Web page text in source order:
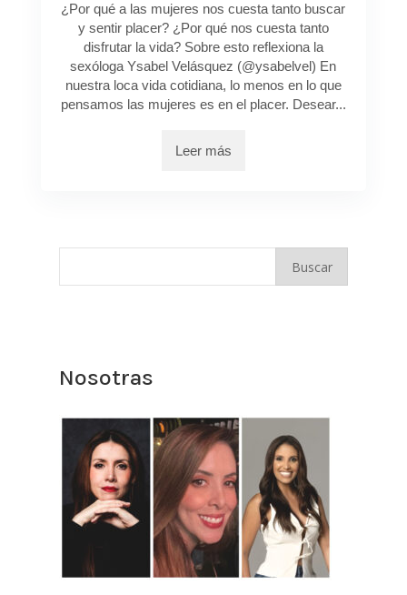
¿Por qué a las mujeres nos cuesta tanto buscar
y sentir placer? ¿Por qué nos cuesta tanto
disfrutar la vida? Sobre esto reflexiona la
sexóloga Ysabel Velásquez (@ysabelvel) En
nuestra loca vida cotidiana, lo menos en lo que
pensamos las mujeres es en el placer. Desear...
Leer más
Nosotras